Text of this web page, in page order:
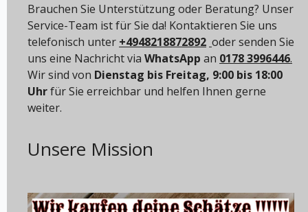
Brauchen Sie Unterstützung oder Beratung? Unser
Service-Team ist für Sie da! Kontaktieren Sie uns
telefonisch unter +4948218872892 oder senden Sie
uns eine Nachricht via WhatsApp an 0178 3996446.
Wir sind von Dienstag bis Freitag, 9:00 bis 18:00
Uhrfür Sie erreichbar und helfen Ihnen gerne
weiter.
Unsere Mission